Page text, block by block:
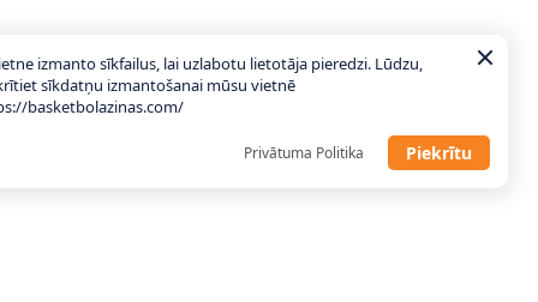
izmanto sīkfailus, lai uzlabotu lietotāja pieredzi. Lūdzu,
sīkdatņu izmantošanai mūsu vietnē
basketbolazinas.com/
Privātuma Politika Piekrītu